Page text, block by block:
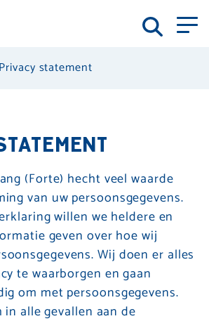
Privacy statement
(Forte) hecht veel waarde
van uw persoonsgegevens.
willen we heldere en
geven over hoe wij
Wij doen er alles
te waarborgen en gaan
om met persoonsgegevens.
alle gevallen aan de